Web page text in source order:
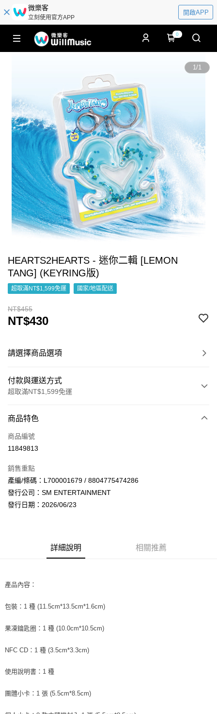
微樂客
立刻使用官方APP
開啟APP
0
1/1
HEARTS2HEARTS - 迷你二輯 [LEMON
TANG] (KEYRING版)
超取滿NT$1,599免運 國家/地區配送
NT$455
NT$430
請選擇商品選項
付款與運送方式
超取滿NT$1,599免運
信用卡一次付款
超商取貨付款
Apple Pay
街口支付
１．簡單：不需註冊會員、不需綁卡、不需儲值。
２．便利：只要手機號碼，簡訊認證，即可結帳。
１．於結帳方式選擇「AFTEE先享後付」後，將跳轉至「AFTEE先享後付」
結帳頁面，進行簡訊認證並確認金額後，即可完成結帳。
３．收到繳費通知簡訊後14天內，點擊此簡訊中的連結，可透過四大超商／
※ 請注意：結帳手續完成當下不需立刻繳費，但若您需要取消訂單，請聯絡
※ 交易是否成功請以「AFTEE先享後付 」之結帳頁面顯示為準，若有關於
客戶支援中心」https://netprotections.freshdesk.com/support/home
運送方式
全家取貨付款
付款後全家取貨
每筆NT$60，滿NT$1,599(含以上)免運費
每筆NT$60，滿NT$1,599(含以上)免運費
付款後7-11取貨
商品特色
商品編號
11849813
銷售重點
產編/條碼：L700001679 / 8804775474286
發行公司：SM ENTERTAINMENT
發行日期：2026/06/23
詳細說明 相關推薦
產品內容：
包裝：1 種 (11.5cm*13.5cm*1.6cm)
果凍鑰匙圈：1 種 (10.0cm*10.5cm)
NFC CD：1 種 (3.5cm*3.3cm)
使用說明書：1 種
團體小卡：1 張 (5.5cm*8.5cm)